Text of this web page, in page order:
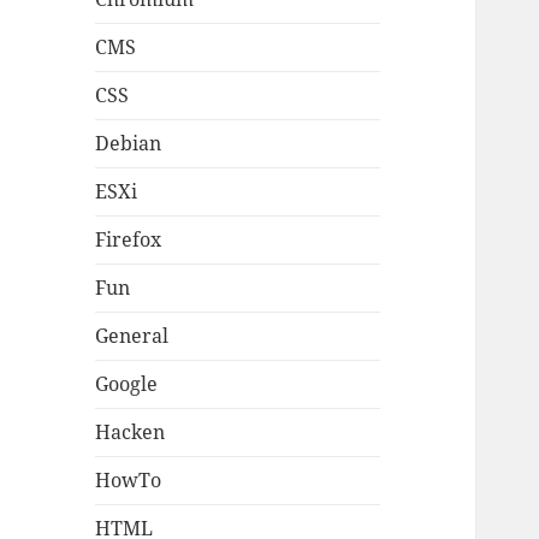
CMS
CSS
Debian
ESXi
Firefox
Fun
General
Google
Hacken
HowTo
HTML